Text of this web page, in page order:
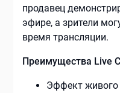
продавец
эфире, а зрители
время трансляции.
Преимущества Live
Эффект живого